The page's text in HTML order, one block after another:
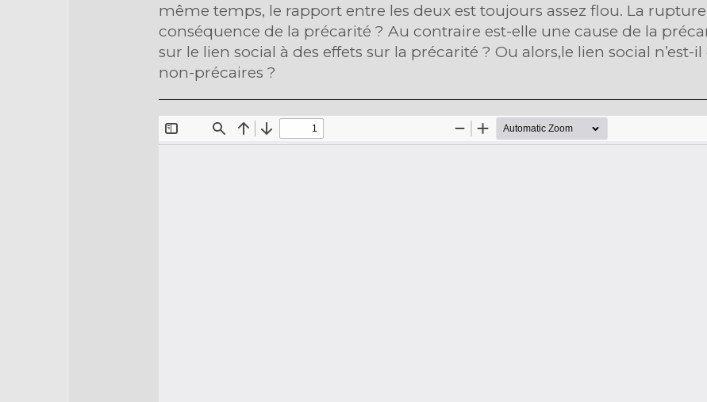
même temps, le rapport entre les deux est toujours assez flou. La
conséquence de la précarité ? Au contraire est-elle une cause de la
sur le lien social à des effets sur la précarité ? Ou alors,le lien social n’est-
non-précaires ?